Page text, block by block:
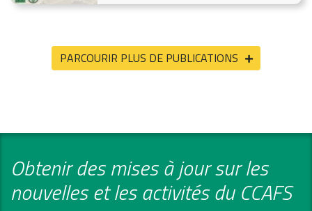
PARCOURIR PLUS DE PUBLICATIONS
Obtenir des mises à jour sur les
nouvelles et les activités du CCAFS